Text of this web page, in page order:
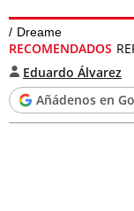
Dreame
RECOMENDADOS
Eduardo Álvarez
Añádenos en